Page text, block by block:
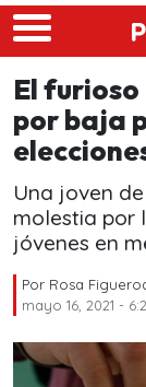
Skip to main
El
por baja
Una joven
molestia por
jóvenes en
Por Rosa
mayo 16, 2021 -